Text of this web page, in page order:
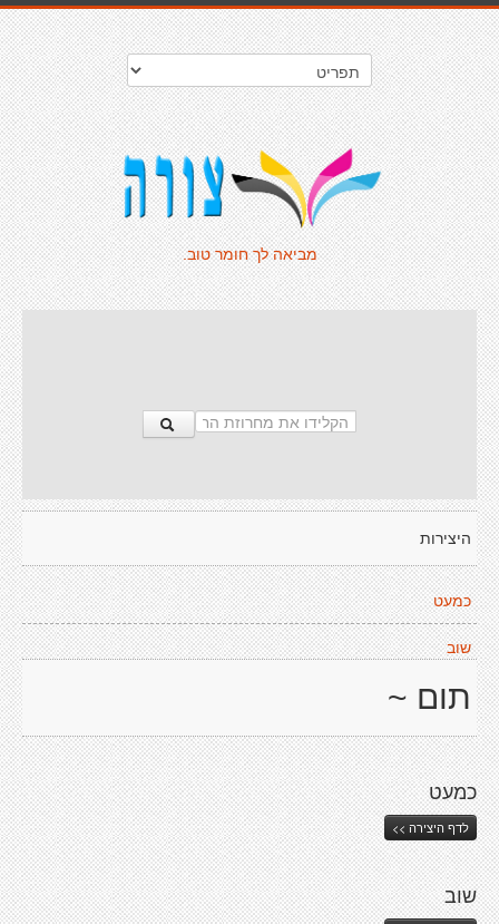
מביאה לך חומר טוב.
היצירות
כמעט
שוב
תום ~
כמעט
לדף היצירה >>
שוב